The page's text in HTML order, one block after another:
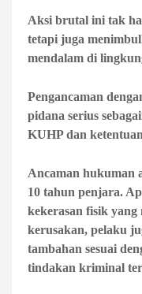
Aksi brutal ini tak
tetapi juga
mendalam di
Pengancaman
pidana serius
KUHP dan
Ancaman hukuman
10 tahun penjara.
kekerasan fisik
kerusakan, pelaku
tambahan sesuai
tindakan kriminal